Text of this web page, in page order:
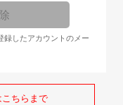
録したアカウントのメー
ちらまで